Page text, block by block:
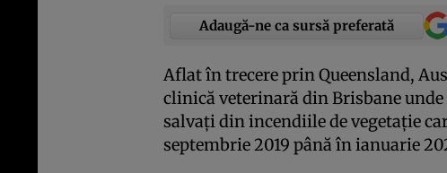
Adaugă-ne ca sursă preferată
Aflat în trecere prin Queensland,
clinică veterinară din Brisbane
salvaţi din incendiile de vegetaţie
septembrie 2019 până în ianuarie